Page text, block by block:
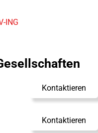
ING
Kontaktieren
Kontaktieren